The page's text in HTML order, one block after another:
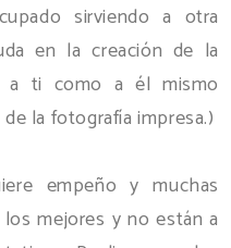
sirviendo a otra
en la creación de la
ti como a él mismo
la fotografía impresa.)
empeño y muchas
mejores y no están a